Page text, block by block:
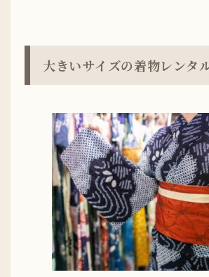
大きいサイズの着物レンタ